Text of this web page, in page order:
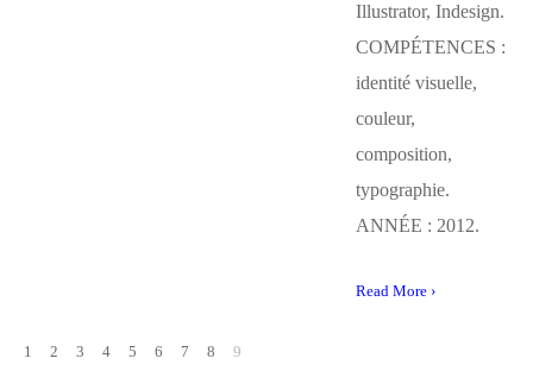
Illustrator, Indesign.
COMPÉTENCES :
identité visuelle,
couleur,
composition,
typographie.
ANNÉE : 2012.
Read More ›
1 2 3 4 5 6 7 8 9